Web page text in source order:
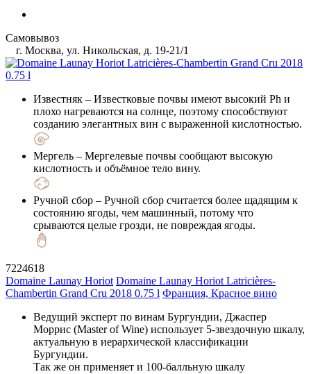
Самовывоз
г. Москва, ул. Никольская, д. 19-21/1
Известняк – Известковые почвы имеют высокий Ph и
плохо нагреваются на солнце, поэтому способствуют
созданию элегантных вин с выраженной кислотностью.
Мергель – Мергелевые почвы сообщают высокую
кислотность и объёмное тело вину.
Ручной сбор – Ручной сбор считается более щадящим к
состоянию ягоды, чем машинный, потому что
срываются целые грозди, не повреждая ягоды.
7224618
Domaine Launay Horiot Domaine Launay Horiot Latricières-
Chambertin Grand Cru 2018 0.75 l Франция, Красное вино
Ведущий эксперт по винам Бургундии, Джаспер
Моррис (Master of Wine) использует 5-звездочную шкалу,
актуальную в иерархической классификации
Бургундии.
Так же он применяет и 100-балльную шкалу